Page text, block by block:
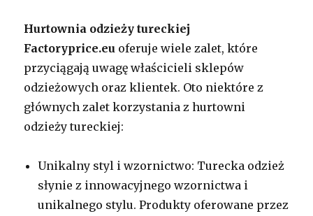
Hurtownia odzieży tureckiej
Factoryprice.eu oferuje wiele zalet, które
przyciągają uwagę właścicieli sklepów
odzieżowych oraz klientek. Oto niektóre z
głównych zalet korzystania z hurtowni
odzieży tureckiej:
Unikalny styl i wzornictwo: Turecka odzież
słynie z innowacyjnego wzornictwa i
unikalnego stylu. Produkty oferowane przez